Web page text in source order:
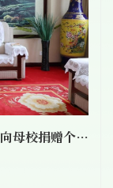
书香馈母校 初心薪火传——校友梁常运向母校捐赠个人著作